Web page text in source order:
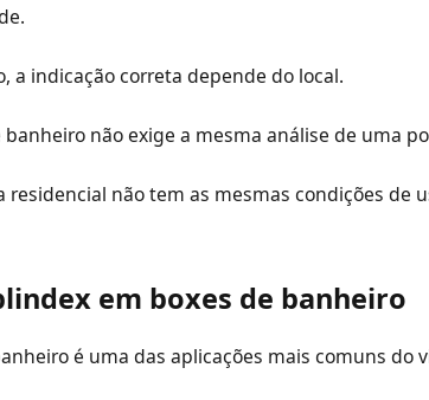
a indicação correta depende do local.
banheiro não exige a mesma análise de uma
residencial não tem as mesmas condições de
em boxes de banheiro
é uma das aplicações mais comuns do